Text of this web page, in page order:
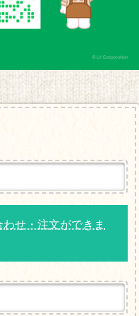
せ・注文ができま